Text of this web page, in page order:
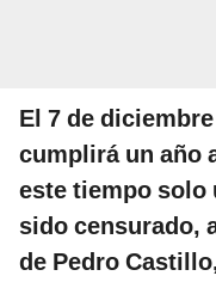
El 7 de
cumplirá un año
este tiempo solo
sido censurado,
de Pedro